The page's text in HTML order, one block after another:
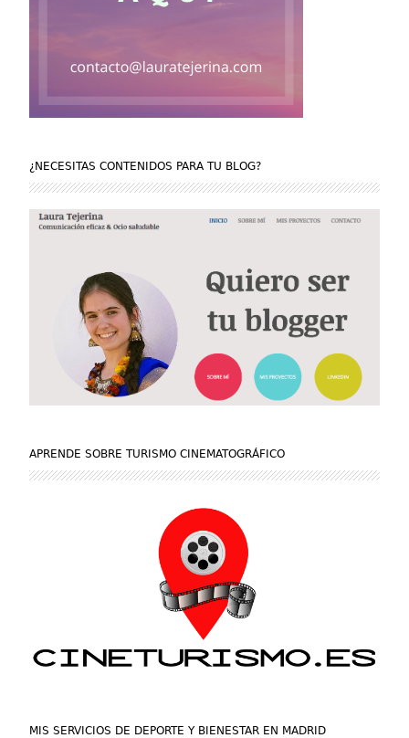
¿NECESITAS CONTENIDOS PARA TU BLOG?
APRENDE SOBRE TURISMO CINEMATOGRÁFICO
MIS SERVICIOS DE DEPORTE Y BIENESTAR EN MADRID